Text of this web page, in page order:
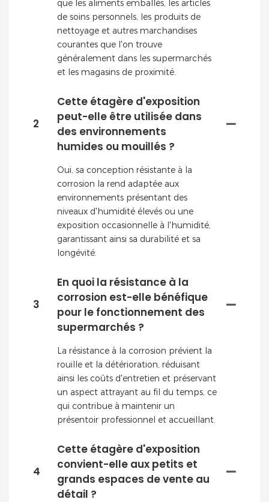
que les aliments emballés, les articles
de soins personnels, les produits de
nettoyage et autres marchandises
courantes que l'on trouve
généralement dans les supermarchés
et les magasins de proximité.
2
Cette étagère d'exposition
peut-elle être utilisée dans
des environnements
humides ou mouillés ?
Oui, sa conception résistante à la
corrosion la rend adaptée aux
environnements présentant des
niveaux d'humidité élevés ou une
exposition occasionnelle à l'humidité,
garantissant ainsi sa durabilité et sa
longévité.
3
En quoi la résistance à la
corrosion est-elle bénéfique
pour le fonctionnement des
supermarchés ?
La résistance à la corrosion prévient la
rouille et la détérioration, réduisant
ainsi les coûts d'entretien et préservant
un aspect attrayant au fil du temps, ce
qui contribue à maintenir un
présentoir professionnel et accueillant.
4
Cette étagère d'exposition
convient-elle aux petits et
grands espaces de vente au
détail ?